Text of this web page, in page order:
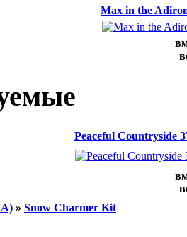
Max in the
Peaceful Countryside
» Snow Charmer Kit